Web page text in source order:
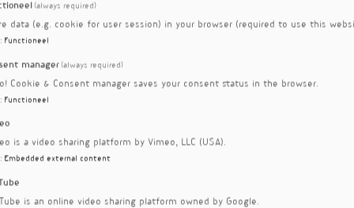
(always required)
data (e.g. cookie for user session) in your browser (required to use this
: Functioneel
manager (always required)
Cookie & Consent manager saves your consent status in the browser.
: Functioneel
is a video sharing platform by Vimeo, LLC (USA).
: Embedded external content
is an online video sharing platform owned by Google.